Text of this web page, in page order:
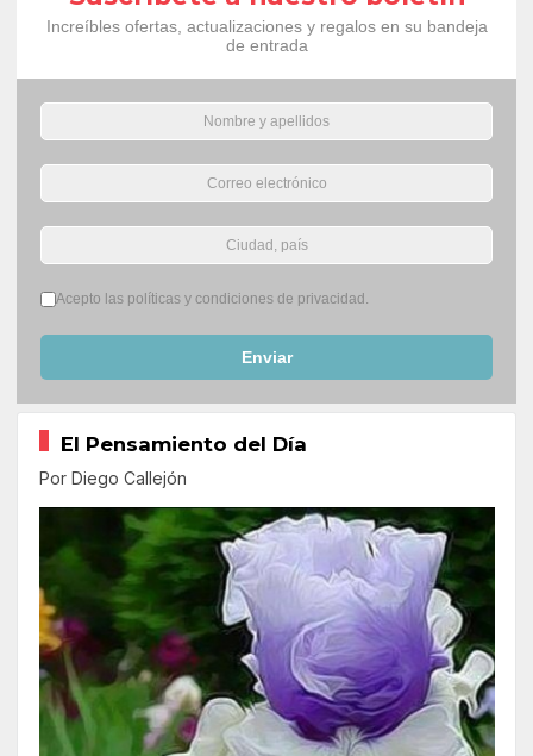
Increíbles ofertas, actualizaciones y regalos en su bandeja
de entrada
Términos del servicio*
Acepto las políticas y condiciones de privacidad.
Enviar
El Pensamiento del Día
Por Diego Callejón